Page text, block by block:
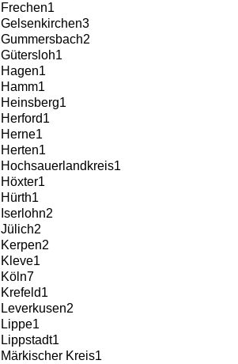
Frechen1
Gelsenkirchen3
Gummersbach2
Gütersloh1
Hagen1
Hamm1
Heinsberg1
Herford1
Herne1
Herten1
Hochsauerlandkreis1
Höxter1
Hürth1
Iserlohn2
Jülich2
Kerpen2
Kleve1
Köln7
Krefeld1
Leverkusen2
Lippe1
Lippstadt1
Märkischer Kreis1